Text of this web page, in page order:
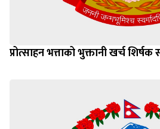
प्रोत्साहन भत्ताको भुक्तानी खर्च शिर्षक